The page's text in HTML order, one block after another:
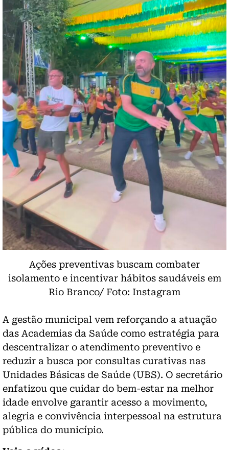
Ações preventivas buscam combater
isolamento e incentivar hábitos saudáveis em
Rio Branco/ Foto: Instagram
A gestão municipal vem reforçando a atuação
das Academias da Saúde como estratégia para
descentralizar o atendimento preventivo e
reduzir a busca por consultas curativas nas
Unidades Básicas de Saúde (UBS). O secretário
enfatizou que cuidar do bem-estar na melhor
idade envolve garantir acesso a movimento,
alegria e convivência interpessoal na estrutura
pública do município.